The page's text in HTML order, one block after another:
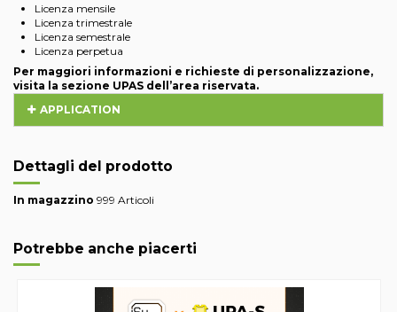
Licenza mensile
Licenza trimestrale
Licenza semestrale
Licenza perpetua
Per maggiori informazioni e richieste di personalizzazione,
visita la sezione UPAS dell’area riservata.
APPLICATION
Dettagli del prodotto
In magazzino 999 Articoli
Potrebbe anche piacerti